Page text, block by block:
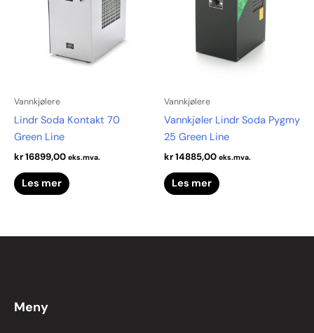
Vannkjølere
Lindr Soda Kontakt 70
Green Line
kr16899,00 eks.mva.
Les mer
Vannkjølere
Vannkjøler Lindr Soda Pygmy
25 Green Line
kr14885,00 eks.mva.
Les mer
Meny